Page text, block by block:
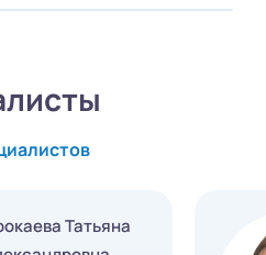
Татьяна